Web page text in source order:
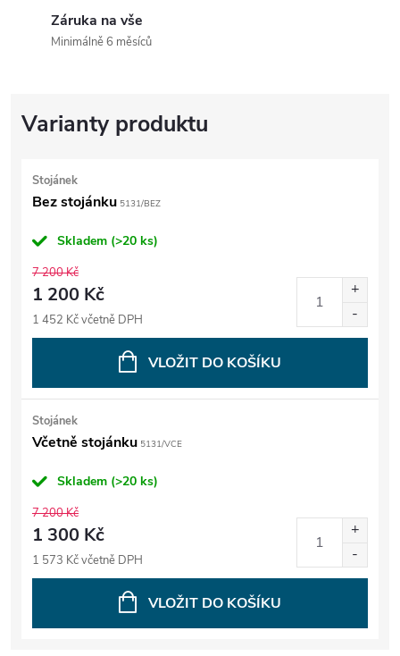
Záruka na vše
Minimálně 6 měsíců
Stojánek
Bez stojánku 5131/BEZ
Skladem (>20 ks)
7 200 Kč
1 200 Kč
1 452 Kč včetně DPH
VLOŽIT DO KOŠÍKU
Stojánek
Včetně stojánku 5131/VCE
Skladem (>20 ks)
7 200 Kč
1 300 Kč
1 573 Kč včetně DPH
VLOŽIT DO KOŠÍKU